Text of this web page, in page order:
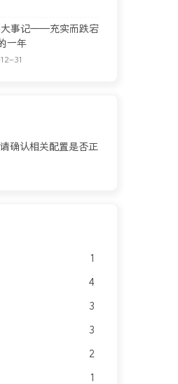
大事记——充实而跌宕
一年
31
确认相关配置是否正
1
4
3
3
2
1